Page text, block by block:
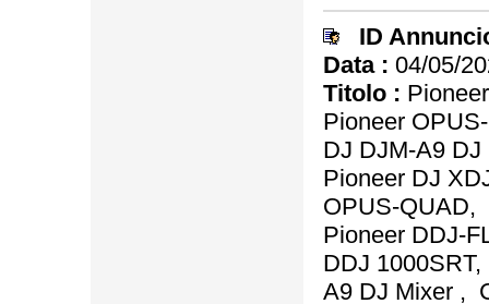
ID
Data : 04/05/
Titolo :
Pioneer
DJ DJM-A9 DJ
Pioneer DJ
OPUS-QUAD,
Pioneer DDJ-
DDJ
A9 DJ Mixer ,